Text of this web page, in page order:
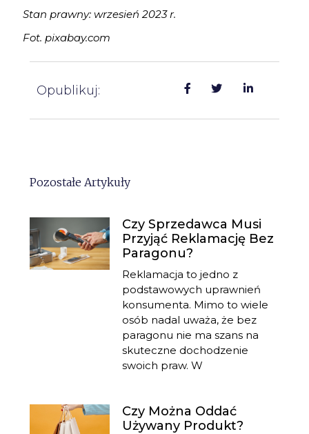
Stan prawny: wrzesień 2023 r.
Fot. pixabay.com
Opublikuj:
Pozostałe Artykuły
Czy Sprzedawca Musi
Przyjąć Reklamację Bez
Paragonu?
Reklamacja to jedno z
podstawowych uprawnień
konsumenta. Mimo to wiele
osób nadal uważa, że bez
paragonu nie ma szans na
skuteczne dochodzenie
swoich praw. W
Czy Można Oddać
Używany Produkt?